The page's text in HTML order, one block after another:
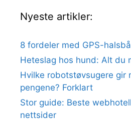
Nyeste artikler:
8 fordeler med GPS-
Heteslag hos hund: Alt du
Hvilke robotstøvsugere gir
pengene? Forklart
Stor guide: Beste
nettsider